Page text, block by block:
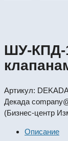
ШУ-КПД-
Артикул:
Декада
(Бизнес-центр
Описание